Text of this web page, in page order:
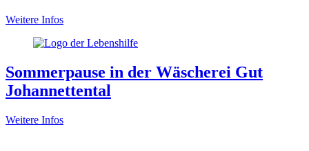
Weitere Infos
Sommerpause in der Wäscherei Gut
Johannettental
Weitere Infos